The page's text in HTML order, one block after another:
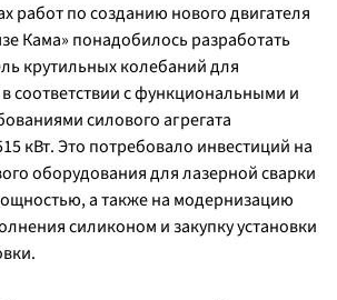
работ по созданию нового двигателя
Кама» понадобилось разработать
крутильных колебаний для
соответствии с функциональными и
силового агрегата
кВт. Это потребовало инвестиций на
оборудования для лазерной сварки
а также на модернизацию
силиконом и закупку установки